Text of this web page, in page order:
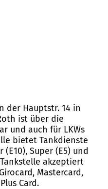
der Hauptstr. 14 in
ist über die
und auch für LKWs
bietet Tankdienste
Super (E5) und
akzeptiert
Mastercard,
Card.